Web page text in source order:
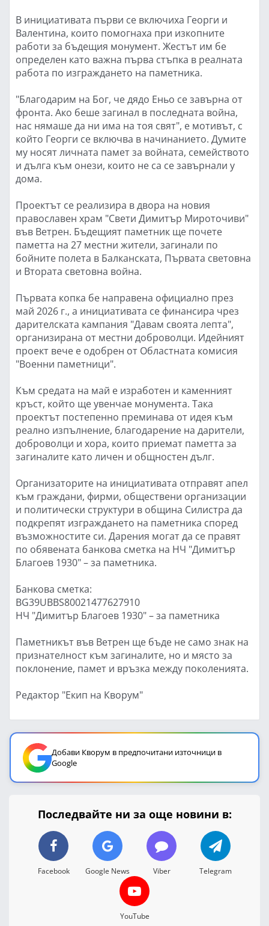
В инициативата първи се включиха Георги и
Валентина, които помогнаха при изкопните
работи за бъдещия монумент. Жестът им бе
определен като важна първа стъпка в реалната
работа по изграждането на паметника.
"Благодарим на Бог, че дядо Еньо се завърна от
фронта. Ако беше загинал в последната война,
нас нямаше да ни има на тоя свят", е мотивът, с
който Георги се включва в начинанието. Думите
му носят личната памет за войната, семейството
и дълга към онези, които не са се завърнали у
дома.
Проектът се реализира в двора на новия
православен храм "Свети Димитър Мироточиви"
във Ветрен. Бъдещият паметник ще почете
паметта на 27 местни жители, загинали по
бойните полета в Балканската, Първата световна
и Втората световна война.
Първата копка бе направена официално през
май 2026 г., а инициативата се финансира чрез
дарителската кампания "Давам своята лепта",
организирана от местни доброволци. Идейният
проект вече е одобрен от Областната комисия
"Военни паметници".
Към средата на май е изработен и каменният
кръст, който ще увенчае монумента. Така
проектът постепенно преминава от идея към
реално изпълнение, благодарение на дарители,
доброволци и хора, които приемат паметта за
загиналите като личен и общностен дълг.
Организаторите на инициативата отправят апел
към граждани, фирми, обществени организации
и политически структури в община Силистра да
подкрепят изграждането на паметника според
възможностите си. Дарения могат да се правят
по обявената банкова сметка на НЧ "Димитър
Благоев 1930" – за паметника.
Банкова сметка:
BG39UBBS80021477627910
НЧ "Димитър Благоев 1930" – за паметника
Паметникът във Ветрен ще бъде не само знак на
признателност към загиналите, но и място за
поклонение, памет и връзка между поколенията.
Редактор "Екип на Кворум"
Добави Кворум в предпочитани източници в
Google
Последвайте ни за още новини в:
Facebook Google News Viber Telegram
YouTube